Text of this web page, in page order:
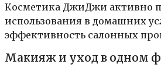
Косметика ДжиДжи активно
использования в домашних
эффективность салонных
Макияж и уход в одном